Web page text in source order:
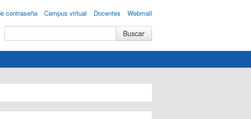
contraseña Campus virtual Docentes Webmail